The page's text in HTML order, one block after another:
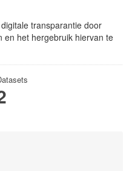
transparantie door
en het hergebruik hiervan te